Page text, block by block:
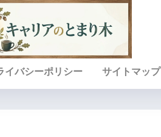
イバシーポリシー サイトマップ